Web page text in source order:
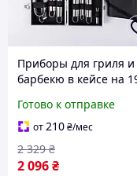
Приборы для гриля и
барбекю в кейсе на
для гриля и барбекю
Готово к отправке
от210₴/мес
2 096₴
2 329 ₴